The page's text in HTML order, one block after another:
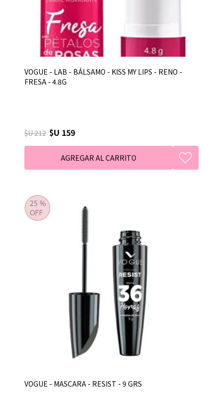
VOGUE - LAB - BÁLSAMO - KISS MY LIPS - RENO -
FRESA - 4.8G
$U 212 $U 159
VOGUE - MASCARA - RESIST - 9 GRS